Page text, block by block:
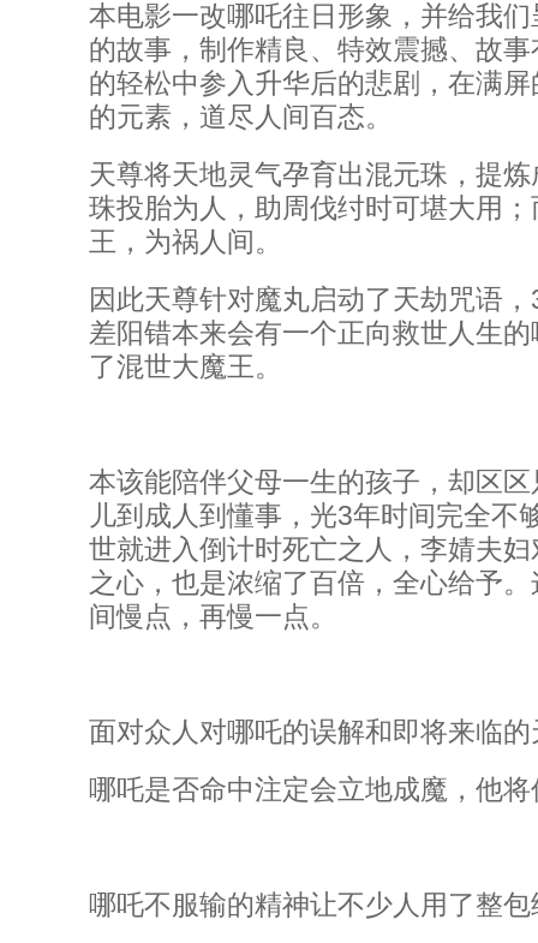
本电影一改哪吒往日形象，并给我
的故事，制作精良、特效震撼、故
的轻松中参入升华后的悲剧，在满
的元素，道尽人间百态。
天尊将天地灵气孕育出混元珠，提
珠投胎为人，助周伐纣时可堪大用
王，为祸人间。
因此天尊针对魔丸启动了天劫咒语
差阳错本来会有一个正向救世人生
了混世大魔王。
本该能陪伴父母一生的孩子，却区
儿到成人到懂事，光3年时间完全不
世就进入倒计时死亡之人，李婧夫
之心，也是浓缩了百倍，全心给予
间慢点，再慢一点。
面对众人对哪吒的误解和即将来临的
哪吒是否命中注定会立地成魔，他
哪吒不服输的精神让不少人用了整包